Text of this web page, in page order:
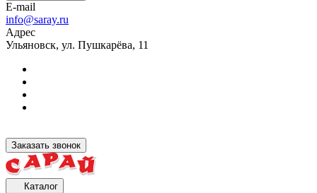
E-mail
info@saray.ru
Адрес
Ульяновск, ул. Пушкарёва, 11
Заказать звонок
Каталог